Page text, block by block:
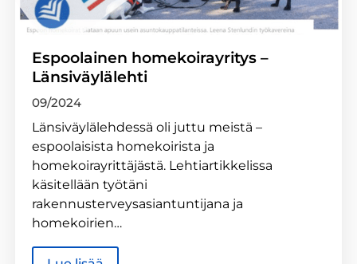
Espoolainen homekoirayritys –
Länsiväylälehti
09/2024
Länsiväylälehdessä oli juttu meistä –
espoolaisista homekoirista ja
homekoirayrittäjästä. Lehtiartikkelissa
käsitellään työtäni
rakennusterveysasiantuntijana ja
homekoirien…